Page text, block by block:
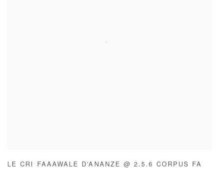
LE CRI FAAAWALE D'ANANZE @ 2.5.6 CORPUS FA